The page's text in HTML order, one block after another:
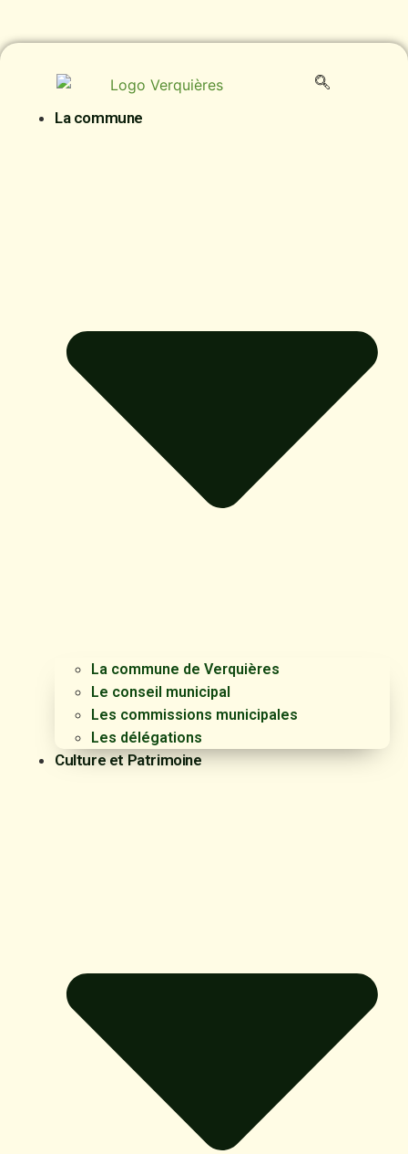
La commune
La commune de Verquières
Le conseil municipal
Les commissions municipales
Les délégations
Culture et Patrimoine